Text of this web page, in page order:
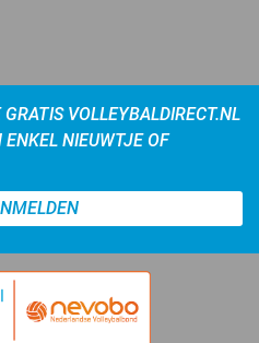
VOLLEYBALDIRECT.NL
NIEUWTJE OF